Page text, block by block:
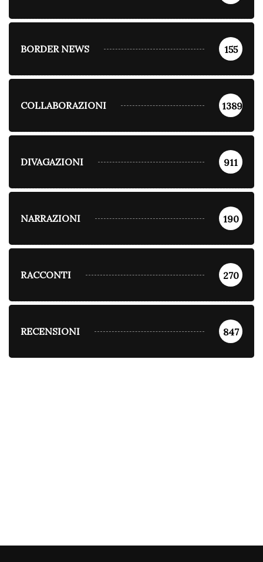
BORDER NEWS 155
COLLABORAZIONI 1389
DIVAGAZIONI 911
NARRAZIONI 190
RACCONTI 270
RECENSIONI 847